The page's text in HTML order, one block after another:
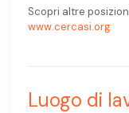
Scopri altre
www.cercasi.org
Luogo di